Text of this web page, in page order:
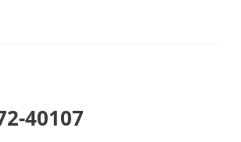
40107